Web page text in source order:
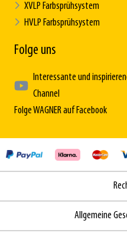
XVLP Farbsprühsystem
HVLP Farbsprühsystem
Folge uns
Interessante und
Channel
Folge WAGNER auf Facebook
Allgemeine